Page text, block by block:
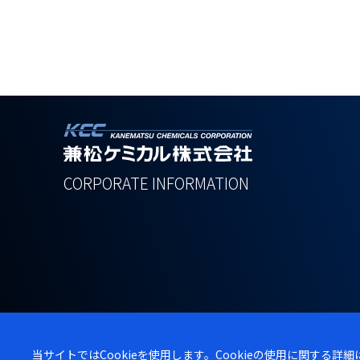
CORPORATE INFORMATION
当サイトではCookieを使用します。Cookieの使用に関する詳